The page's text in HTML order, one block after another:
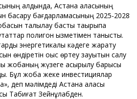
алдында, Астана қаласының
басқару бағдарламасының 2025-2028
талқылау басты тақырыпқа
полигон қызметімен танысты.
энергетикалық кәдеге жарату
өндіретін қоқыс өртеу зауытын салу
жобаның жүзеге асырылу барысы
Бұл жоба жеке инвестициялар
деп мәлімдеді Астана қаласы
Табиғат Зейнұлқабден.